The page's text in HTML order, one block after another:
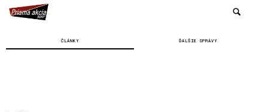
ČLÁNKY ĎALŠIE SPRÁVY